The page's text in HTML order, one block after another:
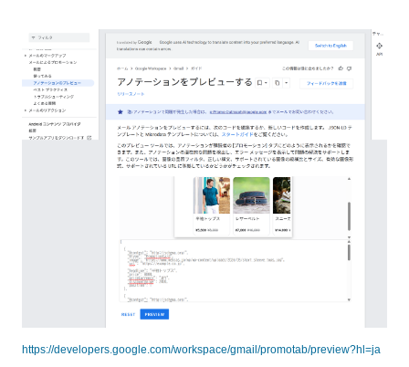
https://developers.google.com/workspace/gmail/promotab/preview?hl=ja